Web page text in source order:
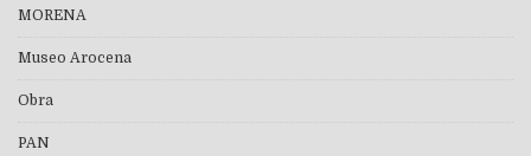
MORENA
Museo Arocena
Obra
PAN